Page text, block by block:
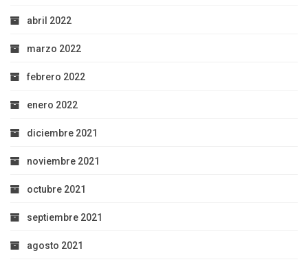
abril 2022
marzo 2022
febrero 2022
enero 2022
diciembre 2021
noviembre 2021
octubre 2021
septiembre 2021
agosto 2021